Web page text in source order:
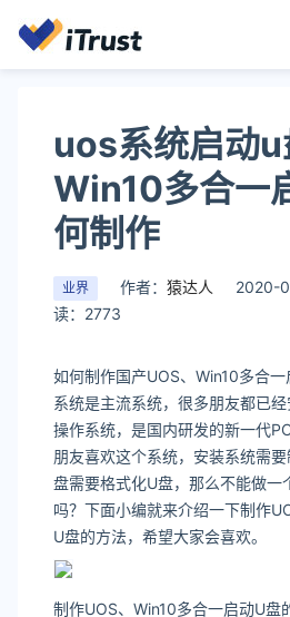
uos系统启动
Win10多合一
何制作
业界 作者： 猿达人 2020-
读：2773
如何制作国产UOS、Win10多合
系统是主流系统，很多朋友都已
操作系统，是国内研发的新一代
朋友喜欢这个系统，安装系统需
盘需要格式化U盘，那么不能做一
吗？下面小编就来介绍一下制作
U盘的方法，希望大家会喜欢。
制作UOS、Win10多合一启动U盘